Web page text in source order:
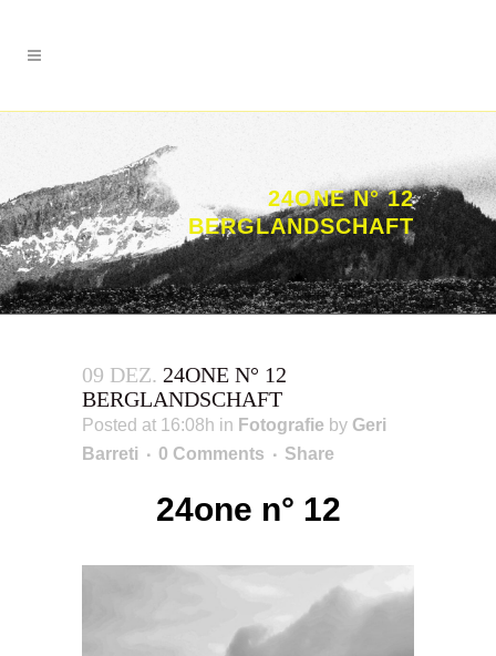
24ONE N° 12
BERGLANDSCHAFT
09 DEZ. 24ONE N° 12
BERGLANDSCHAFT
Posted at 16:08h in Fotografie by Geri
Barreti
0 Comments Share
24one n° 12